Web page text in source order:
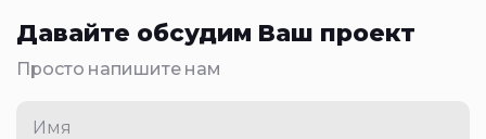
Давайте обсудим Ваш проект
Просто напишите нам
Имя